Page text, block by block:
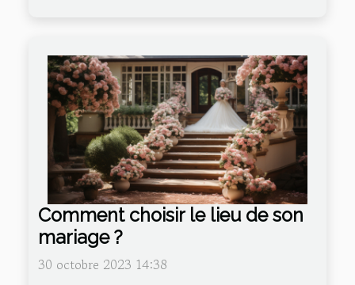
Comment choisir le lieu de son
mariage ?
30 octobre 2023 14:38